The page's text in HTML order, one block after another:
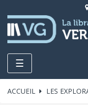
Toggle
navigation
☰
ACCUEIL LES